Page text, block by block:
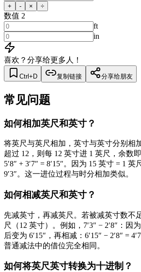
+ - × ÷
数值 2
ft
in
喜欢？分享给更多人！
Ctrl+D 复制链接 分享给朋友
常见问题
如何相加英尺和英寸？
将英尺与英尺相加，英寸与英寸分别相
超过 12，则每 12 英寸进 1 英尺，余数
5′8″ + 3′7″ = 8′15″。因为 15 英寸 = 1
9′3″。这一进位过程与时分相加类似。
如何相减英尺和英寸？
先减英寸，再减英尺。若被减英寸数不
尺（12 英寸）。例如，7′3″ − 2′8″：因
后变为 6′15″，再相减：6′15″ − 2′8″ =
普通减法中的借位完全相同。
如何将英尺英寸转换为十进制？